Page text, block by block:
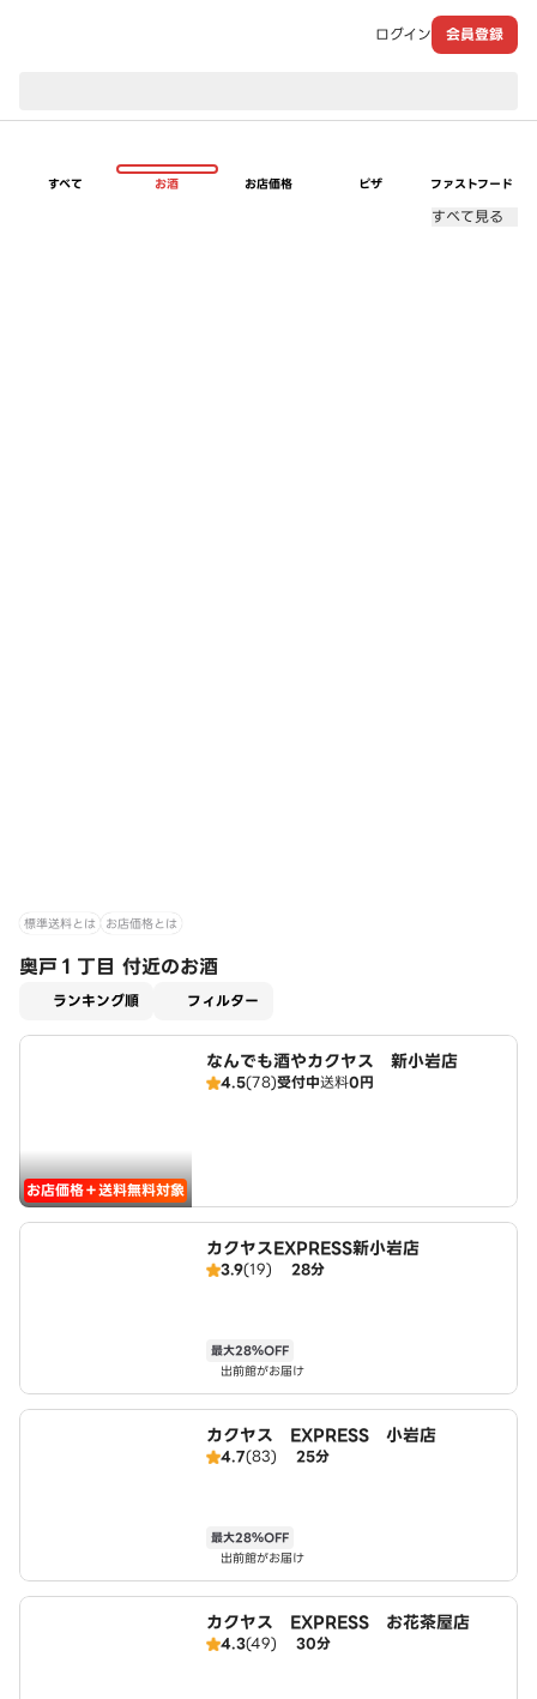
ログイン 会員登録
すべて お酒 お店価格 ピザ ファストフード
すべて見る
標準送料とは お店価格とは
奥戸１丁目 付近のお酒
ランキング順 フィルター
お店価格＋送料無料対象
なんでも酒やカクヤス 新小岩店
4.5(78)受付中送料0円
カクヤスEXPRESS新小岩店
3.9(19) 28分
最大28％OFF
出前館がお届け
カクヤス EXPRESS 小岩店
4.7(83) 25分
最大28％OFF
出前館がお届け
カクヤス EXPRESS お花茶屋店
4.3(49) 30分